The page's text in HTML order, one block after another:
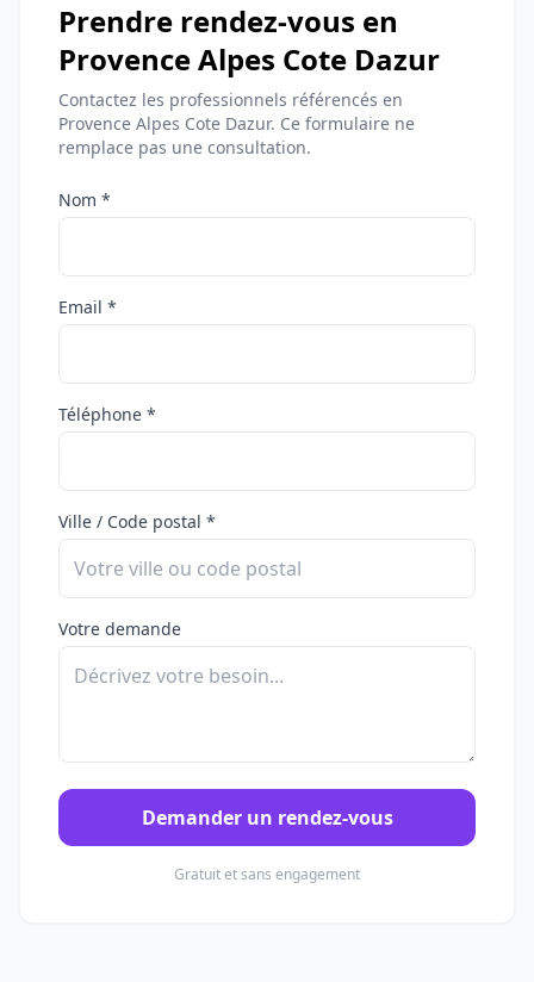
Prendre rendez-vous en
Provence Alpes Cote Dazur
Contactez les professionnels référencés en
Provence Alpes Cote Dazur. Ce formulaire ne
remplace pas une consultation.
Nom *
Email *
Téléphone *
Ville / Code postal *
Votre demande
Demander un rendez-vous
Gratuit et sans engagement